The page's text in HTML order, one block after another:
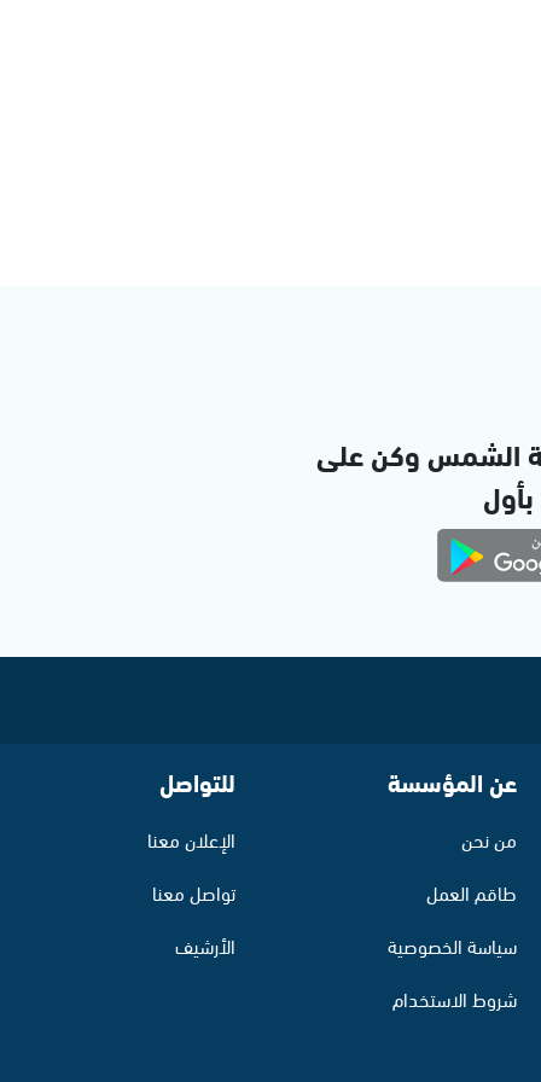
الشمس وكن على
بأول
عن المؤسسة
من نحن
طاقم العمل
سياسة الخصوصية
شروط الاستخدام
للتواصل
الإعلان معنا
تواصل معنا
الأرشيف